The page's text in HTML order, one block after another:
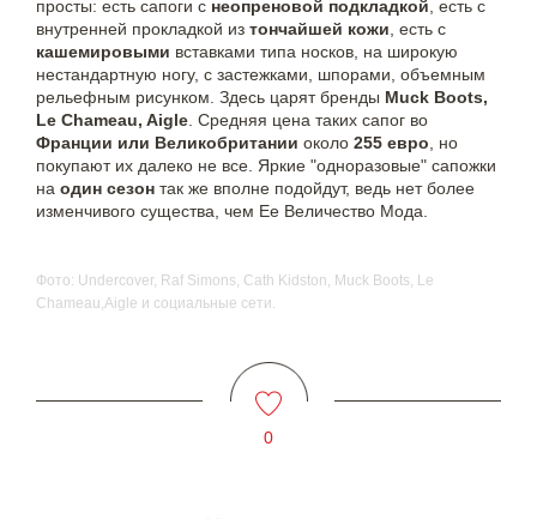
просты: есть сапоги с неопреновой подкладкой, есть с
внутренней прокладкой из тончайшей кожи, есть с
кашемировыми вставками типа носков, на широкую
нестандартную ногу, с застежками, шпорами, объемным
рельефным рисунком. Здесь царят бренды Muck Boots,
Le Chameau, Aigle. Средняя цена таких сапог во
Франции или Великобритании около 255 евро, но
покупают их далеко не все. Яркие "одноразовые" сапожки
на один сезон так же вполне подойдут, ведь нет более
изменчивого существа, чем Ее Величество Мода.
Фото: Undercover, Raf Simons, Cath Kidston, Muck Boots, Le
Chameau,Aigle и социальные сети.
0